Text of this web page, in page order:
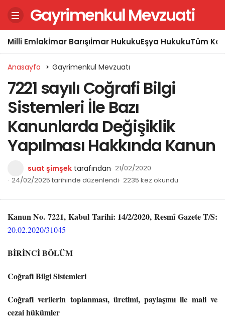
Gayrimenkul Mevzuati
Milli Emlakİmar Barışıİmar HukukuEşya HukukuTüm
Anasayfa Gayrimenkul Mevzuatı
7221 sayılı Coğrafi Bilgi
Sistemleri İle Bazı
Kanunlarda Değişiklik
Yapılması Hakkında Kanun
suat şimşek tarafından 21/02/2020
24/02/2025 tarihinde düzenlendi 2235 kez okundu
Kanun No. 7221,Kabul Tarihi: 14/2/2020,Resmî Gazete T/S:
20.02.2020/31045
BİRİNCİ BÖLÜM
Coğrafi Bilgi Sistemleri
Coğrafi verilerin toplanması, üretimi, paylaşımı ile mali ve
cezai hükümler